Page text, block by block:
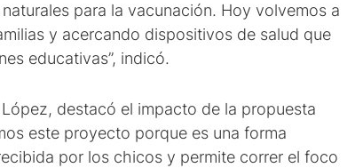
para la vacunación. Hoy volvemos a
y acercando dispositivos de salud que
educativas”, indicó.
destacó el impacto de la propuesta
este proyecto porque es una forma
por los chicos y permite correr el foco